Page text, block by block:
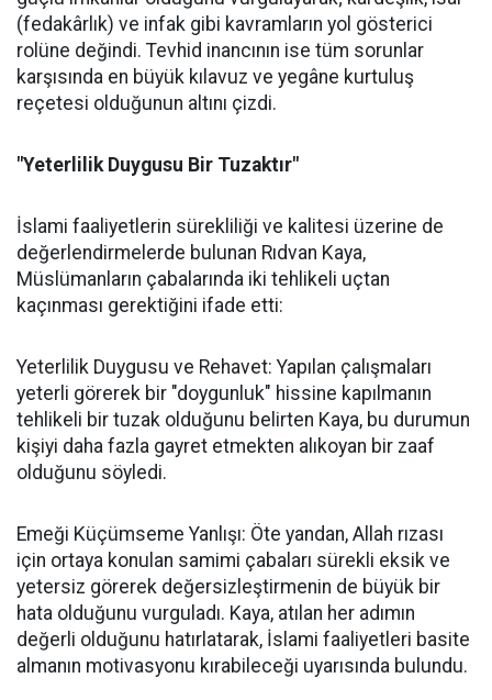
(fedakârlık) ve infak gibi kavramların yol gösterici
rolüne değindi. Tevhid inancının ise tüm sorunlar
karşısında en büyük kılavuz ve yegâne kurtuluş
reçetesi olduğunun altını çizdi.
"Yeterlilik Duygusu Bir Tuzaktır"
İslami faaliyetlerin sürekliliği ve kalitesi üzerine de
değerlendirmelerde bulunan Rıdvan Kaya,
Müslümanların çabalarında iki tehlikeli uçtan
kaçınması gerektiğini ifade etti:
Yeterlilik Duygusu ve Rehavet: Yapılan çalışmaları
yeterli görerek bir "doygunluk" hissine kapılmanın
tehlikeli bir tuzak olduğunu belirten Kaya, bu durumun
kişiyi daha fazla gayret etmekten alıkoyan bir zaaf
olduğunu söyledi.
Emeği Küçümseme Yanlışı: Öte yandan, Allah rızası
için ortaya konulan samimi çabaları sürekli eksik ve
yetersiz görerek değersizleştirmenin de büyük bir
hata olduğunu vurguladı. Kaya, atılan her adımın
değerli olduğunu hatırlatarak, İslami faaliyetleri basite
almanın motivasyonu kırabileceği uyarısında bulundu.